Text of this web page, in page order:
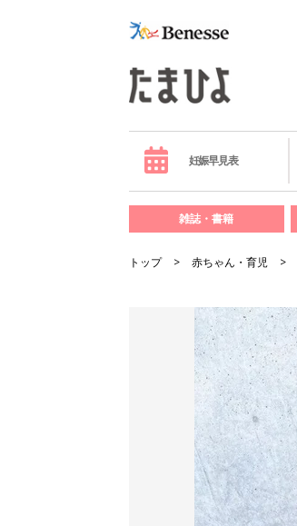
妊娠早見表
雑誌・書籍
トップ 赤ちゃん・育児